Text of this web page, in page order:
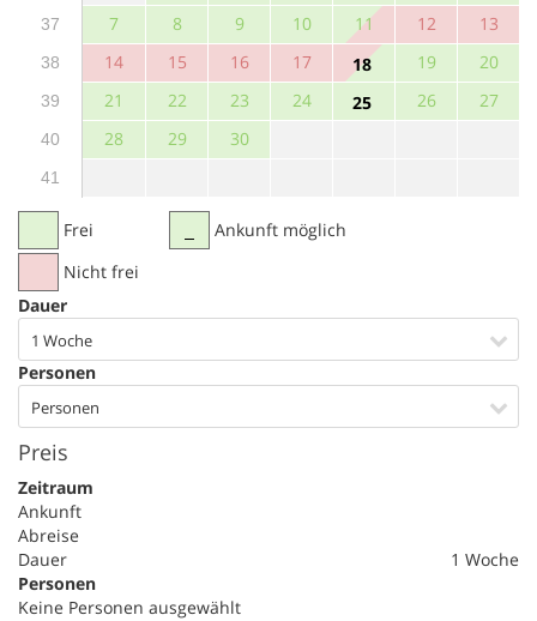
37 7 8 9 10 11 12 13
38 14 15 16 17 18 19 20
39 21 22 23 24 25 26 27
40 28 29 30
41
Frei
Nicht frei
Ankunft möglich
Dauer
1 Woche
Personen
Personen
Preis
Zeitraum
Ankunft
Abreise
Dauer
1 Woche
Personen
Keine Personen ausgewählt